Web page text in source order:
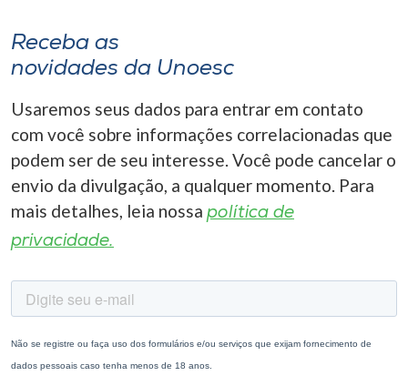
Receba as
novidades da Unoesc
Usaremos seus dados para entrar em contato
com você sobre informações correlacionadas que
podem ser de seu interesse. Você pode cancelar o
envio da divulgação, a qualquer momento. Para
mais detalhes, leia nossa política de
privacidade.